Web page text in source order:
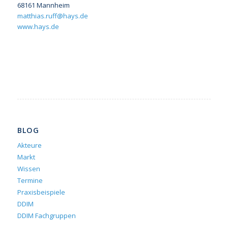
68161 Mannheim
matthias.ruff@hays.de
www.hays.de
BLOG
Akteure
Markt
Wissen
Termine
Praxisbeispiele
DDIM
DDIM Fachgruppen